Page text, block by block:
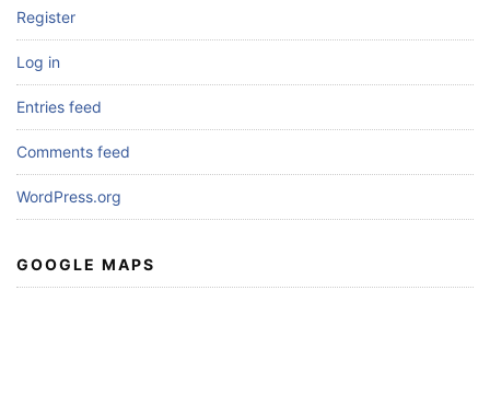
Register
Log in
Entries feed
Comments feed
WordPress.org
GOOGLE MAPS